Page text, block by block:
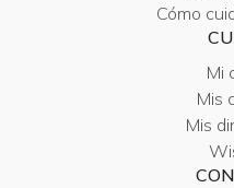
Cómo
Mi
Mis
Mis